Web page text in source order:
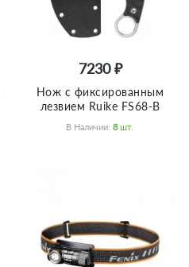
7230 ₽
Нож с фиксированным
лезвием Ruike FS68-B
В Наличии: 8 Шт.